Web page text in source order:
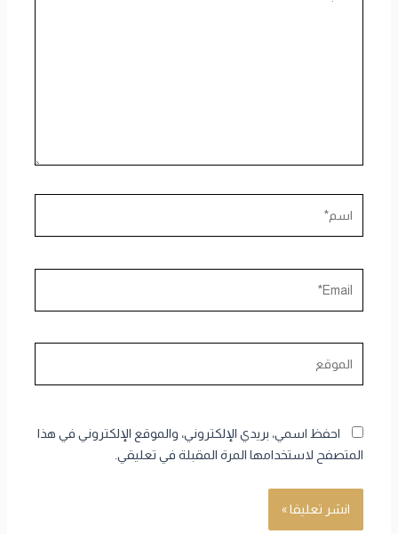
احفظ اسمي، بريدي الإلكتروني، والموقع الإلكتروني في هذا
المتصفح لاستخدامها المرة المقبلة في تعليقي.